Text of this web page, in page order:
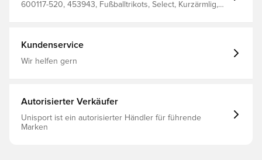
600117-520, 453943, Fußballtrikots, Select, Kurzärmlig,
Kundenservice
Wir helfen gern
Autorisierter Verkäufer
Unisport ist ein autorisierter Händler für führende
Marken